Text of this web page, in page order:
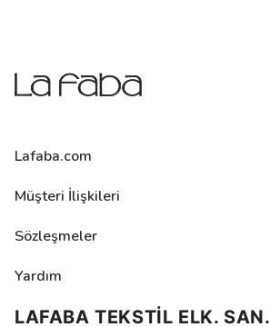
Lafaba.com
Müşteri İlişkileri
Sözleşmeler
Yardım
LAFABA TEKSTİL ELK. SAN.